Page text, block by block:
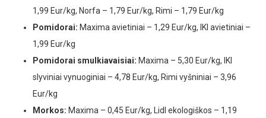
1,99 Eur/kg, Norfa – 1,79 Eur/kg, Rimi – 1,79 Eur/kg
Pomidorai: Maxima avietiniai – 1,29 Eur/kg, IKI avietiniai –
1,99 Eur/kg
Pomidorai smulkiavaisiai: Maxima – 5,30 Eur/kg, IKI
slyviniai vynuoginiai – 4,78 Eur/kg, Rimi vyšniniai – 3,96
Eur/kg
Morkos: Maxima – 0,45 Eur/kg, Lidl ekologiškos – 1,19